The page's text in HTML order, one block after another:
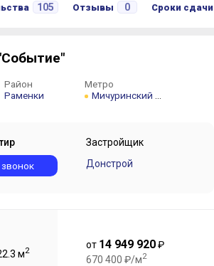
105 Отзывы 0 Сроки сдачи
Район
Раменки
Метро
Мичуринский проспект
Застройщик
Донстрой
м2
от 14 949 920₽
670 400 ₽/м2